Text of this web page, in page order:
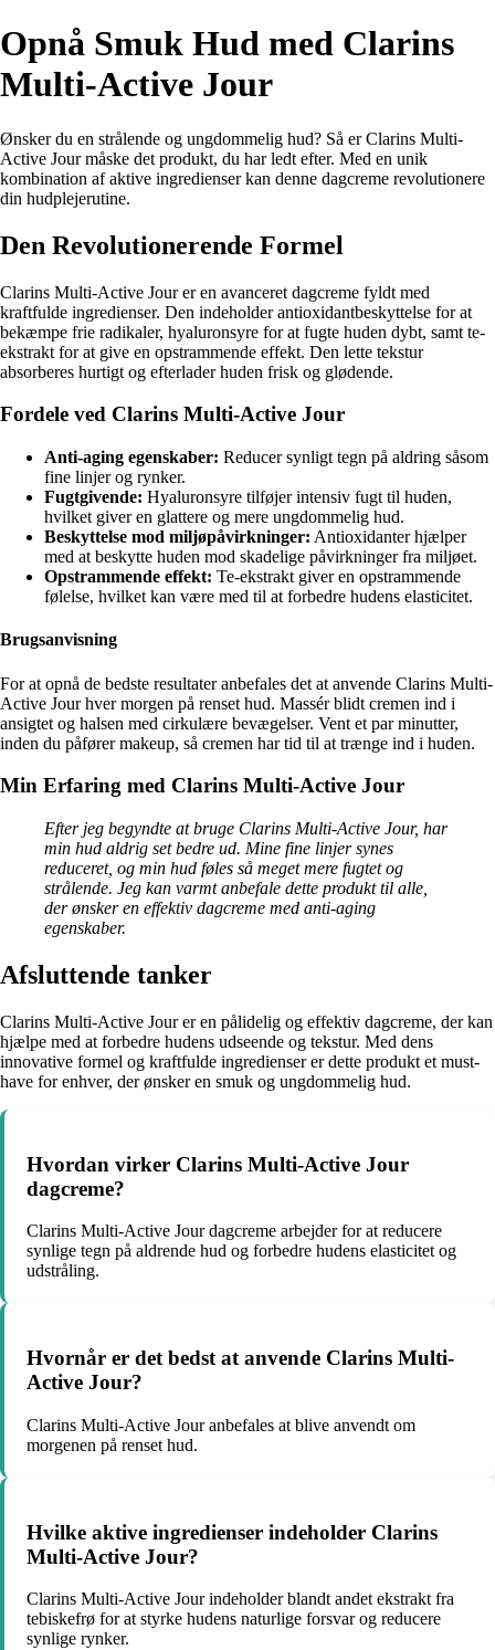
Opnå Smuk Hud med Clarins
Multi-Active Jour
Ønsker du en strålende og ungdommelig hud? Så er Clarins Multi-
Active Jour måske det produkt, du har ledt efter. Med en unik
kombination af aktive ingredienser kan denne dagcreme revolutionere
din hudplejerutine.
Den Revolutionerende Formel
Clarins Multi-Active Jour er en avanceret dagcreme fyldt med
kraftfulde ingredienser. Den indeholder antioxidantbeskyttelse for at
bekæmpe frie radikaler, hyaluronsyre for at fugte huden dybt, samt te-
ekstrakt for at give en opstrammende effekt. Den lette tekstur
absorberes hurtigt og efterlader huden frisk og glødende.
Fordele ved Clarins Multi-Active Jour
Anti-aging egenskaber: Reducer synligt tegn på aldring såsom
fine linjer og rynker.
Fugtgivende: Hyaluronsyre tilføjer intensiv fugt til huden,
hvilket giver en glattere og mere ungdommelig hud.
Beskyttelse mod miljøpåvirkninger: Antioxidanter hjælper
med at beskytte huden mod skadelige påvirkninger fra miljøet.
Opstrammende effekt: Te-ekstrakt giver en opstrammende
følelse, hvilket kan være med til at forbedre hudens elasticitet.
Brugsanvisning
For at opnå de bedste resultater anbefales det at anvende Clarins Multi-
Active Jour hver morgen på renset hud. Massér blidt cremen ind i
ansigtet og halsen med cirkulære bevægelser. Vent et par minutter,
inden du påfører makeup, så cremen har tid til at trænge ind i huden.
Min Erfaring med Clarins Multi-Active Jour
Efter jeg begyndte at bruge Clarins Multi-Active Jour, har
min hud aldrig set bedre ud. Mine fine linjer synes
reduceret, og min hud føles så meget mere fugtet og
strålende. Jeg kan varmt anbefale dette produkt til alle,
der ønsker en effektiv dagcreme med anti-aging
egenskaber.
Afsluttende tanker
Clarins Multi-Active Jour er en pålidelig og effektiv dagcreme, der kan
hjælpe med at forbedre hudens udseende og tekstur. Med dens
innovative formel og kraftfulde ingredienser er dette produkt et must-
have for enhver, der ønsker en smuk og ungdommelig hud.
Hvordan virker Clarins Multi-Active Jour
dagcreme?
Clarins Multi-Active Jour dagcreme arbejder for at reducere
synlige tegn på aldrende hud og forbedre hudens elasticitet og
udstråling.
Hvornår er det bedst at anvende Clarins Multi-
Active Jour?
Clarins Multi-Active Jour anbefales at blive anvendt om
morgenen på renset hud.
Hvilke aktive ingredienser indeholder Clarins
Multi-Active Jour?
Clarins Multi-Active Jour indeholder blandt andet ekstrakt fra
tebiskefrø for at styrke hudens naturlige forsvar og reducere
synlige rynker.